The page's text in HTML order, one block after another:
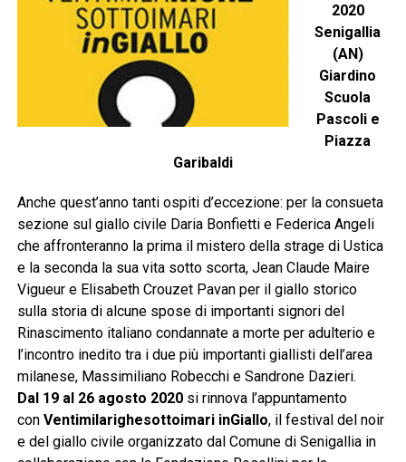
2020
Senigallia
(AN)
Giardino
Scuola
Pascoli e
Piazza
Garibaldi
Anche quest’anno tanti ospiti d’eccezione: per la consueta
sezione sul giallo civile Daria Bonfietti e Federica Angeli
che affronteranno la prima il mistero della strage di Ustica
e la seconda la sua vita sotto scorta, Jean Claude Maire
Vigueur e Elisabeth Crouzet Pavan per il giallo storico
sulla storia di alcune spose di importanti signori del
Rinascimento italiano condannate a morte per adulterio e
l’incontro inedito tra i due più importanti giallisti dell’area
milanese, Massimiliano Robecchi e Sandrone Dazieri.
Dal 19 al 26 agosto 2020si rinnova l’appuntamento
con Ventimilarighesottoimari inGiallo, il festival del noir
e del giallo civile organizzato dal Comune di Senigallia in